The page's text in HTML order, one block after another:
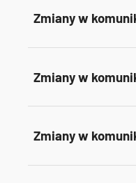
Zmiany w
Zmiany w
Zmiany w